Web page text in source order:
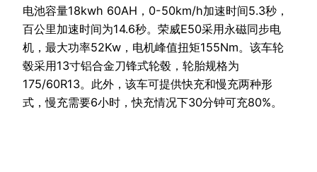
电池容量18kwh 60AH，0-50km/h加速时间5.3秒，
百公里加速时间为14.6秒。荣威E50采用永磁同步电
机，最大功率52Kw，电机峰值扭矩155Nm。该车轮
毂采用13寸铝合金刀锋式轮毂，轮胎规格为
175/60R13。此外，该车可提供快充和慢充两种形
式，慢充需要6小时，快充情况下30分钟可充80%。